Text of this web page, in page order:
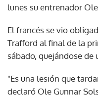
lunes su entrenador
El francés se vio
Trafford al final de la
sábado, quejándose de
"Es una lesión que
declaró Ole Gunnar